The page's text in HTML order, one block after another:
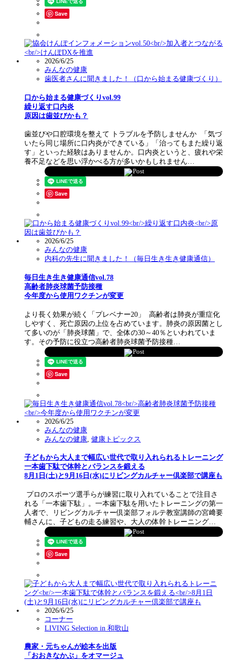
Save
2026/6/25
みんなの健康
歯医者さんに聞きました！（口から始まる健康づくり）
口から始まる健康づくりvol.99
繰り返す口内炎
原因は歯並びかも？
歯並びや口腔環境を整えて トラブルを予防しませんか 「気づ
いたら同じ場所に口内炎ができている」「治ってもまた繰り返
す」といった経験はありませんか。口内炎というと、疲れや栄
養不足などを思い浮かべる方が多いかもしれません…
Post
Save
2026/6/25
みんなの健康
内科の先生に聞きました！（毎日生き生き健康通信）
毎日生き生き健康通信vol.78
高齢者肺炎球菌予防接種
今年度から使用ワクチンが変更
より長く効果が続く「プレベナー20」 高齢者は肺炎が重症化
しやすく、死亡原因の上位を占めています。肺炎の原因菌とし
て多いのが「肺炎球菌」で、全体の30～40％といわれていま
す。その予防に役立つ高齢者肺炎球菌予防接種…
Post
Save
2026/6/25
みんなの健康
みんなの健康 健康トピックス
子どもから大人まで幅広い世代で取り入れられるトレーニング
一本歯下駄で体幹とバランスを鍛える
8月1日(土)と9月16日(水)にリビングカルチャー倶楽部で講座も
プロのスポーツ選手らが練習に取り入れていることで注目さ
れる「一本歯下駄」。一本歯下駄を用いたトレーニングの第一
人者で、リビングカルチャー倶楽部フォルテ教室講師の宮﨑要
輔さんに、子どもの走る練習や、大人の体幹トレーニング…
Post
Save
2026/6/25
コーナー
LIVING Selection in 和歌山
農家・元ちゃんが絵本を出版
「おおきなかぶ」をオマージュ